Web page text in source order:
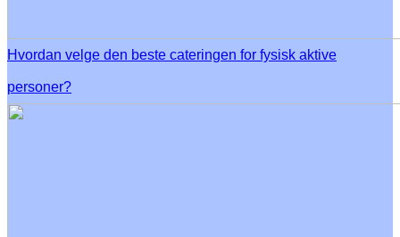
Hvordan velge den beste cateringen for fysisk aktive
personer?